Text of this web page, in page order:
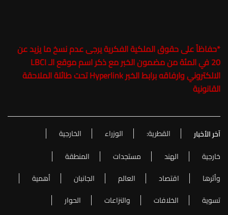
*حفاظاً على حقوق الملكية الفكرية يرجى عدم نسخ ما يزيد عن
20 في المئة من مضمون الخبر مع ذكر اسم موقع الـ LBCI
الالكتروني وارفاقه برابط الخبر Hyperlink تحت طائلة الملاحقة
القانونية
آخر الأخبار القطرية: الوزراء
الخارجية
خارجية
الهند مستجدات
المنطقة
وأثرها
اقتصاد العالم الجانبان
أهمية
تسوية
الخلافات والنزاعات
الحوار